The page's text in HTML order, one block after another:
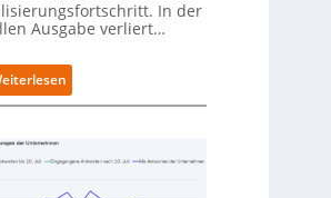
n
e
n
e
u
C
a
In der
Ausgabe verliert…
:
D
t